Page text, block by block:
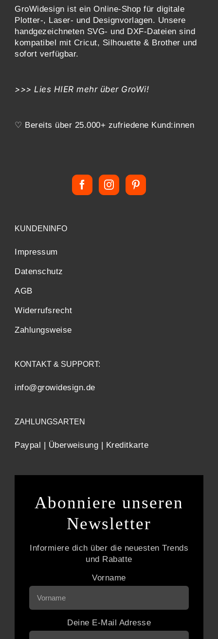
GroWidesign ist ein Online-Shop für digitale
Plotter-, Laser- und Designvorlagen. Unsere
handgezeichneten SVG- und DXF-Dateien sind
kompatibel mit Cricut, Silhouette & Brother und
sofort verfügbar.
>>> Lies HIER mehr über GroWi!
♡ Bereits über 25.000+ zufriedene Kund:innen
KUNDENINFO
Impressum
Datenschutz
AGB
Widerrufsrecht
Zahlungsweise
KONTAKT & SUPPORT:
info@growidesign.de
ZAHLUNGSARTEN
Paypal | Überweisung | Kreditkarte
Abonniere unseren
Newsletter
Informiere dich über die neuesten Trends
und Rabatte
Vorname
Deine E-Mail Adresse